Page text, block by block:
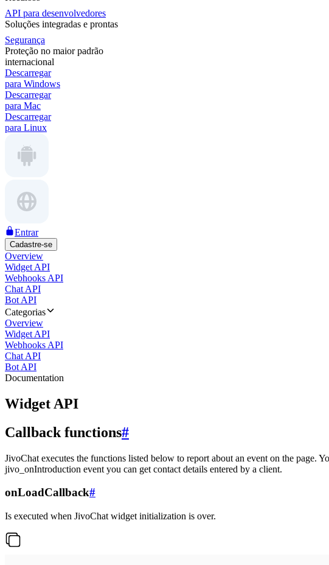
API para desenvolvedores
Soluções integradas e prontas
Segurança
Proteção no maior padrão
internacional
Descarregar
para Windows
Descarregar
para Mac
Descarregar
para Linux
Entrar
Cadastre-se
Overview
Widget API
Webhooks API
Chat API
Bot API
Categorias
Overview
Widget API
Webhooks API
Chat API
Bot API
Documentation
Widget API
Callback functions#
JivoChat executes the functions listed below to report about an event on the page.
jivo_onIntroduction event you can get contact details entered by a client.
onLoadCallback#
Is executed when JivoChat widget initialization is over.